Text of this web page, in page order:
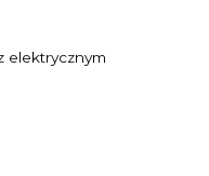
elektrycznym